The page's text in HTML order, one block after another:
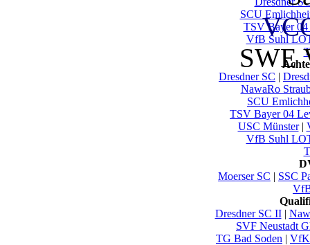
SCU
TSV Bayer 04
VfB Suhl
Dresdner SC |
NawaRo
SCU
TSV Bayer 04
USC Münster|
VfB Suhl
Moerser SC | SSC
Dresdner SC II|
SVF Neustadt
TG Bad Soden | VfK
SWE